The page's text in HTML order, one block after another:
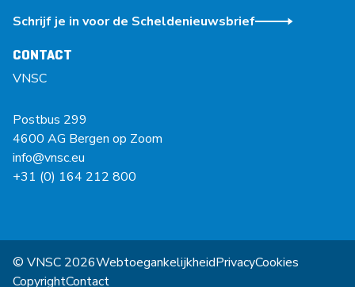
Schrijf je in voor de Scheldenieuwsbrief
CONTACT
VNSC
Postbus 299
4600 AG Bergen op Zoom
info@vnsc.eu
+31 (0) 164 212 800
© VNSC 2026WebtoegankelijkheidPrivacyCookies
CopyrightContact